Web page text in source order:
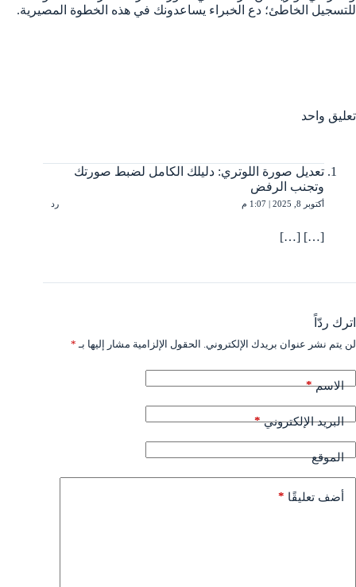
للتسجيل الخاطئ؛ دع الخبراء يساعدونك في هذه الخطوة المصيرية.
تعليق واحد
تعديل صورة اللوتري: دليلك الكامل لضبط صورتك
وتجنب الرفض
أكتوبر 8, 2025 | 1:07 م رد
[…] […]
اترك ردّاً
لن يتم نشر عنوان بريدك الإلكتروني. الحقول الإلزامية مشار إليها بـ *
الاسم*
البريد الإلكتروني*
الموقع
أضف تعليقًا *